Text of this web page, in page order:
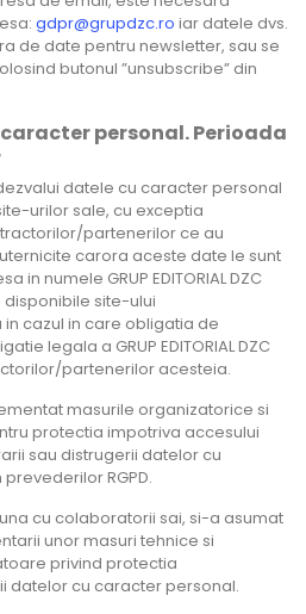
gdpr@grupdzc.ro iar datele dvs.
de date pentru newsletter, sau se
butonul ”unsubscribe” din
personal. Perioada
dezvalui datele cu caracter personal
urilor sale, cu exceptia
partenerilor ce au
carora aceste date le sunt
numele GRUP EDITORIAL DZC
disponibile site-ului
cazul in care obligatia de
legala a GRUP EDITORIAL DZC
partenerilor acesteia.
masurile organizatorice si
protectia impotriva accesului
sau distrugerii datelor cu
RGPD.
cu colaboratorii sai, si-a asumat
unor masuri tehnice si
privind protectia
datelor cu caracter personal.